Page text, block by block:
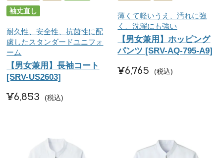
袖丈直し
耐久性、安全性、抗菌性に配
慮したスタンダードユニフォ
ーム
【男女兼用】長袖コート
[SRV-US2603]
¥6,853 税込
薄くて軽いうえ、汚れに強
く、洗濯にも強い
【男女兼用】ホッピング
パンツ [SRV-AQ-795-A9]
¥6,765 税込